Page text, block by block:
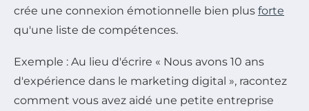
crée une connexion émotionnelle bien plus forte
qu'une liste de compétences.
Exemple : Au lieu d'écrire « Nous avons 10 ans
d'expérience dans le marketing digital », racontez
comment vous avez aidé une petite entreprise